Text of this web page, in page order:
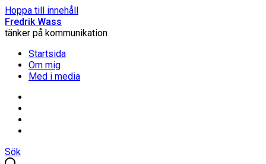
Hoppa till innehåll
Fredrik Wass
tänker på kommunikation
Startsida
Om mig
Med i media
Sök